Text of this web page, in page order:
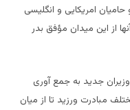
امریکایی و انگلیسی
از این میدان مؤفق بدر
جدید به جمع آوری
مبادرت ورزید تا از میان